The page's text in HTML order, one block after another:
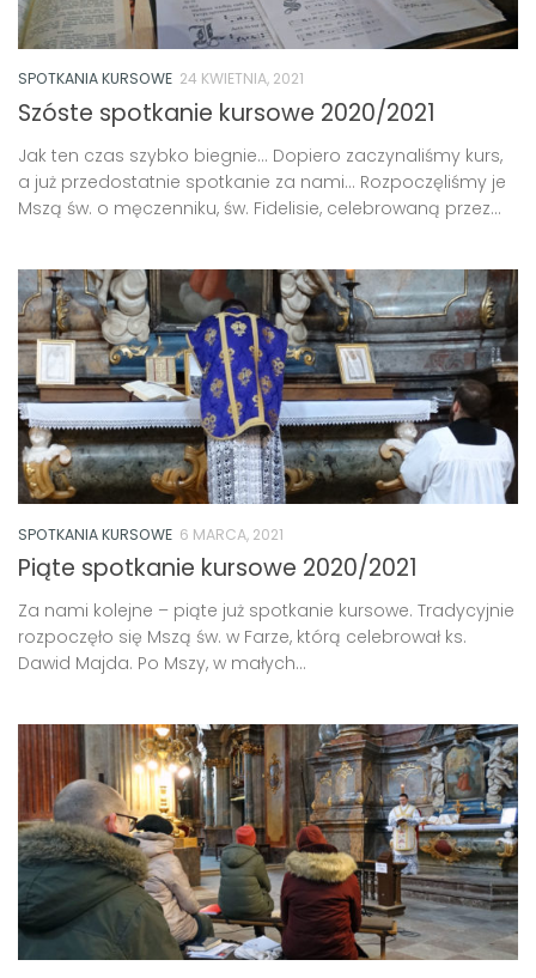
SPOTKANIA KURSOWE 24 KWIETNIA, 2021
Szóste spotkanie kursowe 2020/2021
Jak ten czas szybko biegnie… Dopiero zaczynaliśmy kurs,
a już przedostatnie spotkanie za nami… Rozpoczęliśmy je
Mszą św. o męczenniku, św. Fidelisie, celebrowaną przez...
SPOTKANIA KURSOWE 6 MARCA, 2021
Piąte spotkanie kursowe 2020/2021
Za nami kolejne – piąte już spotkanie kursowe. Tradycyjnie
rozpoczęło się Mszą św. w Farze, którą celebrował ks.
Dawid Majda. Po Mszy, w małych...